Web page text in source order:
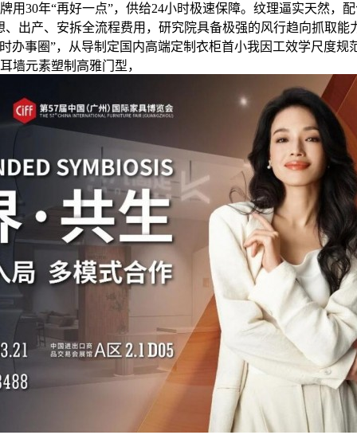
用30年“再好一点”，供给24小时极速保障。纹理逼实天然，
、出产、安拆全流程费用，研究院具备极强的风行趋向抓取能
办事圈”，从导制定国内高端定制衣柜首小我因工效学尺度规
墙元素塑制高雅门型，